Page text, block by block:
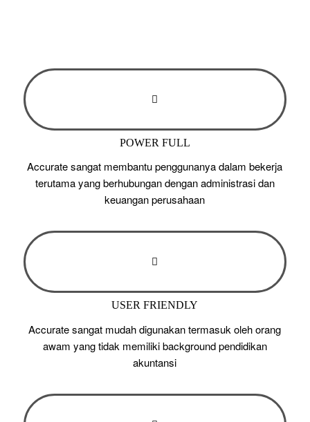
POWER FULL
Accurate sangat membantu penggunanya dalam bekerja
terutama yang berhubungan dengan administrasi dan
keuangan perusahaan
USER FRIENDLY
Accurate sangat mudah digunakan termasuk oleh orang
awam yang tidak memiliki background pendidikan
akuntansi